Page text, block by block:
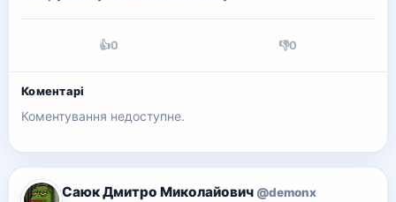
👍0 👎0
Коментарі
Коментування недоступне.
Саюк Дмитро Миколайович @demonx